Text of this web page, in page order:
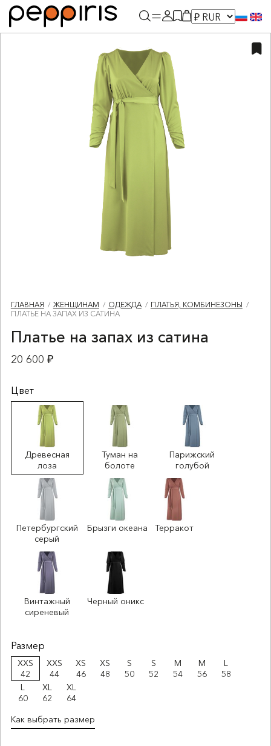
ГЛАВНАЯ ЖЕНЩИНАМ ОДЕЖДА
ПЛАТЬЯ, КОМБИНЕЗОНЫ
ПЛАТЬЕ НА ЗАПАХ ИЗ САТИНА
Платье на запах из сатина
20 600 ₽
Цвет
Древесная
лоза
Туман на
болоте
Парижский
голубой
Петербургский
серый
Брызги океана Терракот
Винтажный
сиреневый
Черный оникс
Размер
XXS
42
XXS
44
XS
46
XS
48
S
50
S
52
M
54
M
56
L
58
L
60
XL
62
XL
64
Как выбрать размер